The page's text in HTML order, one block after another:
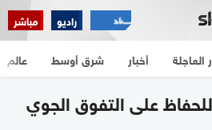
راديو مباشر
العاجلة أخبار شرق أوسط عالم